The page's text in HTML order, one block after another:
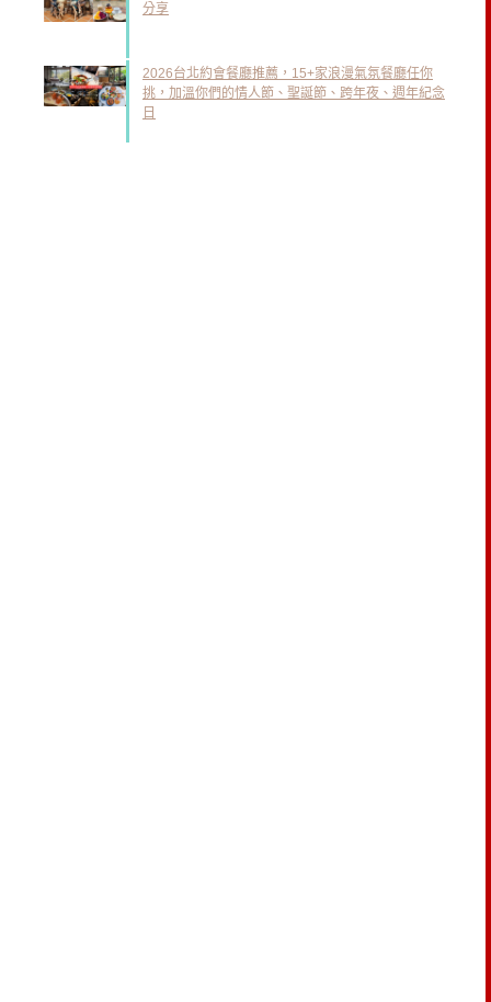
分享
2026台北約會餐廳推薦，15+家浪漫氣氛餐廳任你
挑，加溫你們的情人節、聖誕節、跨年夜、週年紀念
日